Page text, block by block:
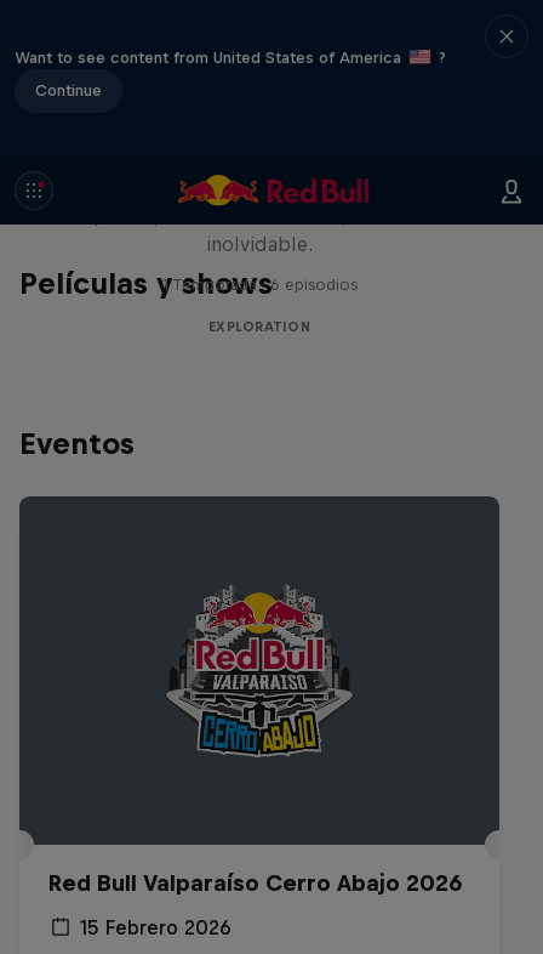
Want to see content from United States of America
?
Continue
Películas y shows
Rob Warner’s Wild Rides
inolvidable.
1 Temporada · 6 episodios
EXPLORATION
Eventos
Red Bull Valparaíso Cerro Abajo 2026
15 Febrero 2026